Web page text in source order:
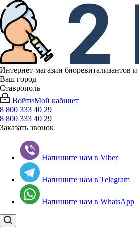
Интернет-магазин биоревитализантов
Ваш город
Ставрополь
ВойтиМой кабинет
8 800 333 40 29
8 800 333 40 29
Заказать звонок
Напишите нам в Viber
Напишите нам в Telegram
Напишите нам в WhatsApp